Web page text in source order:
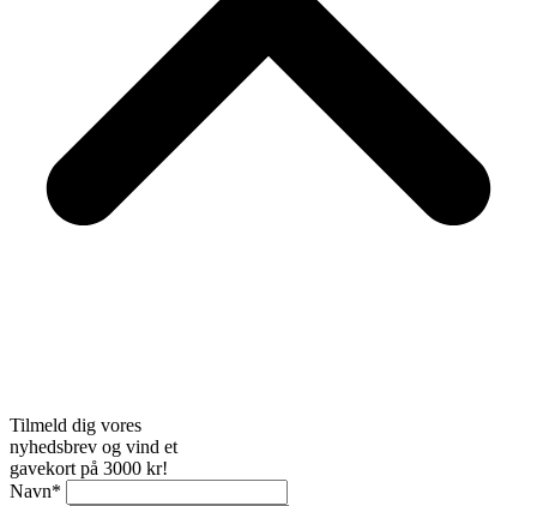
Tilmeld dig vores
nyhedsbrev og vind et
gavekort på 3000 kr!
Navn*